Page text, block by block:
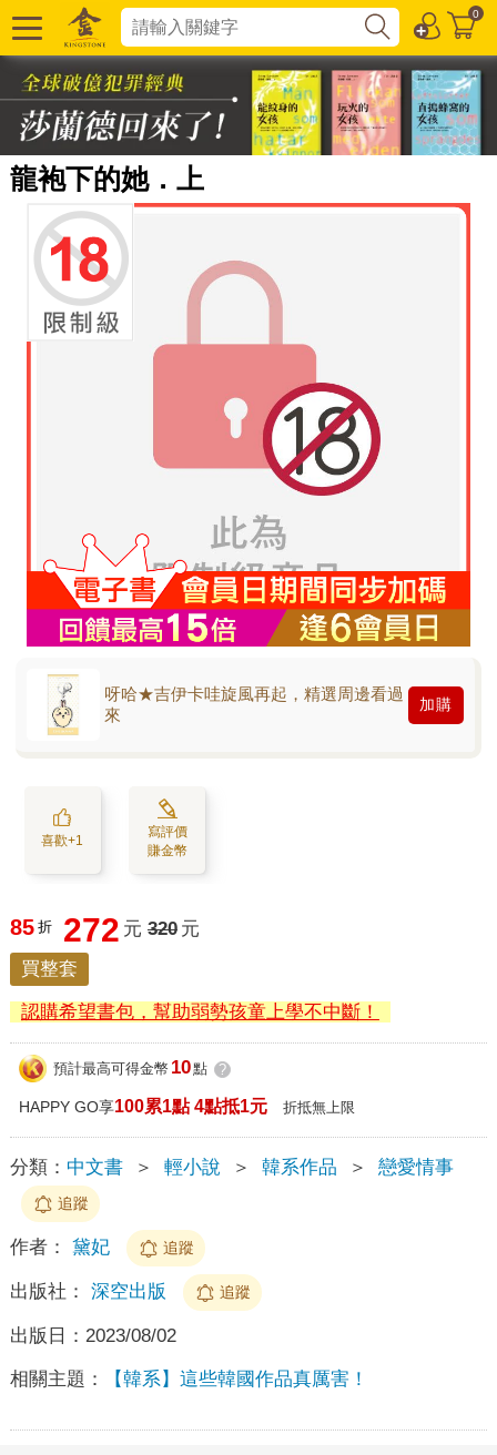
0
龍袍下的她．上
呀哈★吉伊卡哇旋風再起，精選周邊看過
來
加購
喜歡+1
寫評價
賺金幣
85 折 272 元 320 元
買整套
認購希望書包，幫助弱勢孩童上學不中斷！
預計最高可得金幣 10點 ?
HAPPY GO享100累1點 4點抵1元 折抵無上限
分類： 中文書 ＞ 輕小說 ＞ 韓系作品 ＞ 戀愛情事
追蹤
作者： 黛妃 追蹤
出版社： 深空出版 追蹤
出版日： 2023/08/02
相關主題： 【韓系】這些韓國作品真厲害！